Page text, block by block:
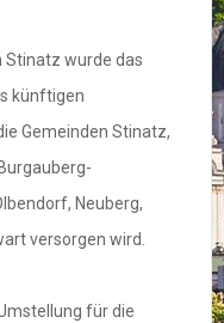
Stinatz wurde das
künftigen
Gemeinden Stinatz,
Neuberg,
versorgen wird.
für die